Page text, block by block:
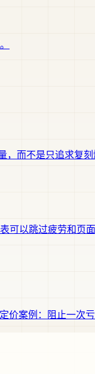
，而不是只追求复刻
可以跳过疲劳和页面
定价案例：阻止一次